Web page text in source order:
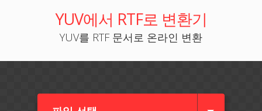
YUV에서 RTF로 변환기
YUV를 RTF 문서로 온라인 변환